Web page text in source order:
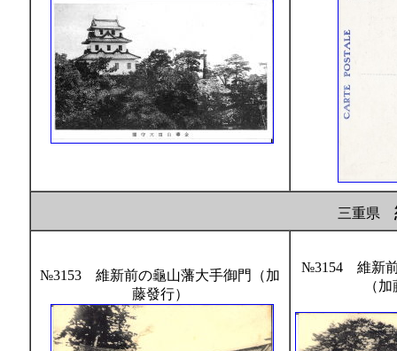
三重県
№3153 維新前の龜山藩大手御門（加
藤發行）
№3154 維新前
（